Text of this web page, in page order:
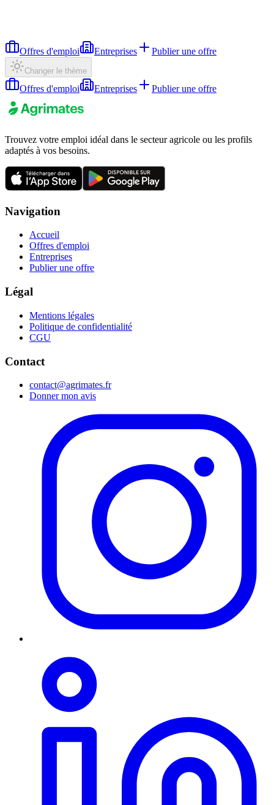
Offres d'emploi Entreprises Publier une offre
Changer le thème
Offres d'emploi Entreprises Publier une offre
Trouvez votre emploi idéal dans le secteur agricole ou les profils
adaptés à vos besoins.
Navigation
Accueil
Offres d'emploi
Entreprises
Publier une offre
Légal
Mentions légales
Politique de confidentialité
CGU
Contact
contact@agrimates.fr
Donner mon avis